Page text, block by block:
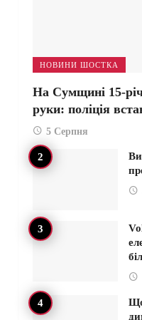
НОВИНИ ШОСТКА
На Сумщині 15-
руки: поліція
5 Серпня
Що